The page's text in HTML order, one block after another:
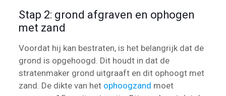
Stap 2: grond afgraven en ophogen
met zand
Voordat hij kan bestraten, is het belangrijk dat de
grond is opgehoogd. Dit houdt in dat de
stratenmaker grond uitgraaft en dit ophoogt met
zand. De dikte van het ophoogzand moet